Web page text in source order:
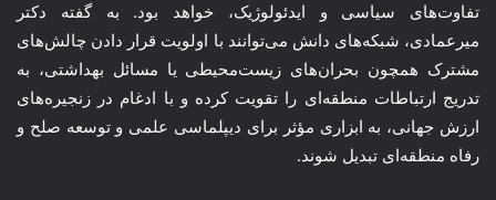
تفاوت‌های سیاسی و ایدئولوژیک، خواهد بود. به گفته دکتر
میرعمادی، شبکه‌های دانش می‌توانند با اولویت قرار دادن چالش‌های
مشترک همچون بحران‌های زیست‌محیطی یا مسائل بهداشتی، به
تدریج ارتباطات منطقه‌ای را تقویت کرده و با ادغام در زنجیره‌های
ارزش جهانی، به ابزاری مؤثر برای دیپلماسی علمی و توسعه صلح و
رفاه منطقه‌ای تبدیل شوند.